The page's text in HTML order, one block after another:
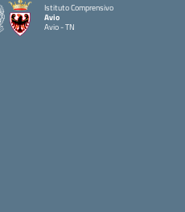
Istituto Comprensivo
Avio
Avio - TN